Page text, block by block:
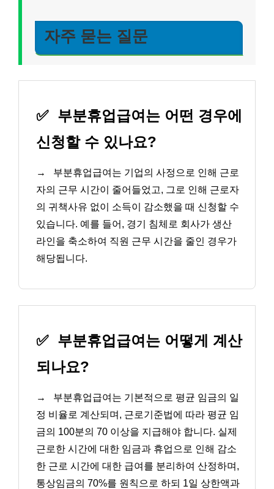
자주 묻는 질문
✅ 부분휴업급여는 어떤 경우에
신청할 수 있나요?
→
부분휴업급여는 기업의 사정으로 인해 근로
자의 근무 시간이 줄어들었고, 그로 인해 근로자
의 귀책사유 없이 소득이 감소했을 때 신청할 수
있습니다. 예를 들어, 경기 침체로 회사가 생산
라인을 축소하여 직원 근무 시간을 줄인 경우가
해당됩니다.
✅ 부분휴업급여는 어떻게 계산
되나요?
→
부분휴업급여는 기본적으로 평균 임금의 일
정 비율로 계산되며, 근로기준법에 따라 평균 임
금의 100분의 70 이상을 지급해야 합니다. 실제
근로한 시간에 대한 임금과 휴업으로 인해 감소
한 근로 시간에 대한 급여를 분리하여 산정하며,
통상임금의 70%를 원칙으로 하되 1일 상한액과